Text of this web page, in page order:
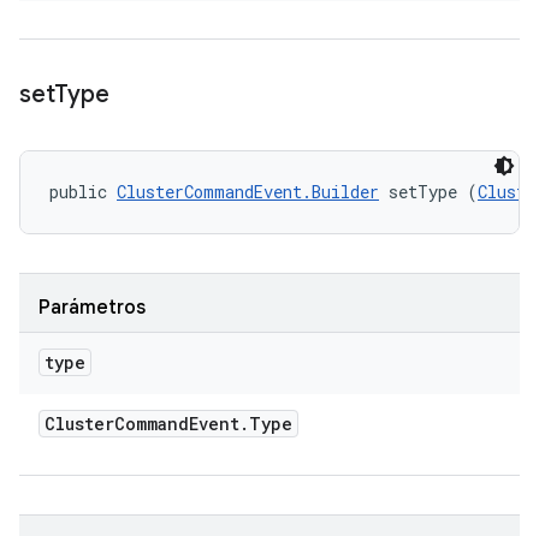
setType
public ClusterCommandEvent.Builder setType (
Parámetros
type
ClusterCommandEvent. Type